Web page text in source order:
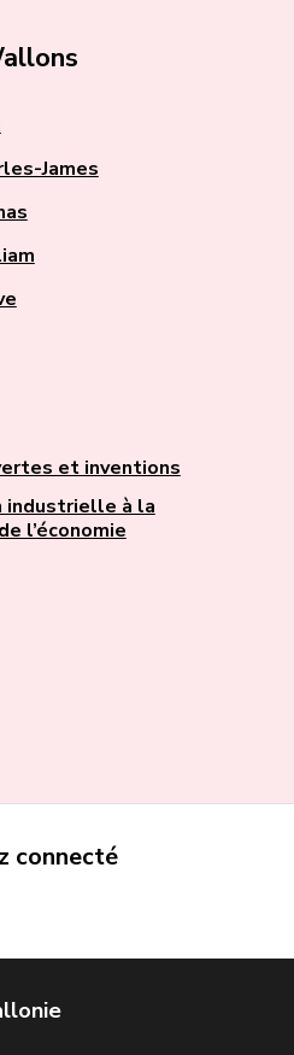
James
et inventions
industrielle à la
l’économie
connecté